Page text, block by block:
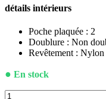
détails intérieurs
Poche plaquée : 2
Doublure : Non
Revêtement : Nylon
● En stock